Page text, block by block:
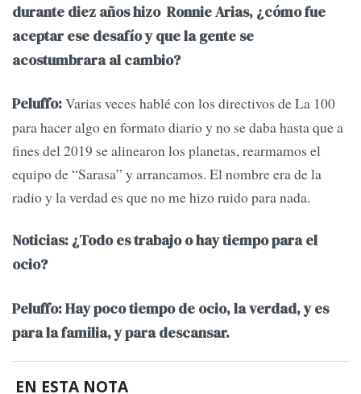
durante diez años hizo Ronnie Arias, ¿cómo fue
aceptar ese desafío y que la gente se
acostumbrara al cambio?
Peluffo:Varias veces hablé con los directivos de La 100
para hacer algo en formato diario y no se daba hasta que a
fines del 2019 se alinearon los planetas, rearmamos el
equipo de “Sarasa” y arrancamos. El nombre era de la
radio y la verdad es que no me hizo ruido para nada.
Noticias: ¿Todo es trabajo o hay tiempo para el
ocio?
Peluffo: Hay poco tiempo de ocio, la verdad, y es
para la familia, y para descansar.
EN ESTA NOTA